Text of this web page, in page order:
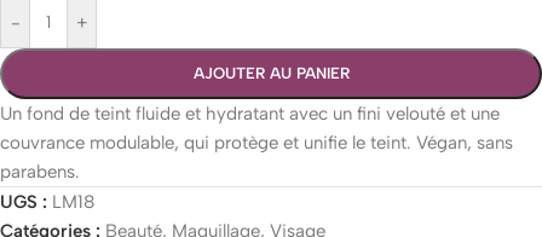
- +
AJOUTER AU PANIER
Un fond de teint fluide et hydratant avec un fini velouté et une
couvrance modulable, qui protège et unifie le teint. Végan, sans
parabens.
UGS : LM18
Catégories : Beauté, Maquillage, Visage